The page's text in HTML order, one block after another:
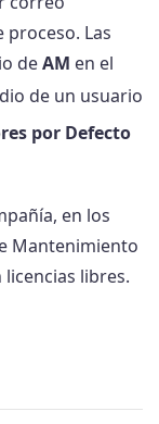
Las
deAM en el
de un usuario
por Defecto
en los
Mantenimiento
libres.